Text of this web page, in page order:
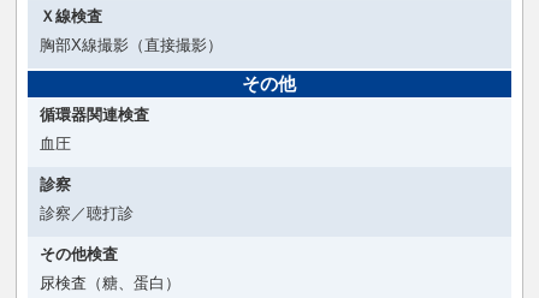
Ｘ線検査
胸部X線撮影（直接撮影）
その他
循環器関連検査
血圧
診察
診察／聴打診
その他検査
尿検査（糖、蛋白）